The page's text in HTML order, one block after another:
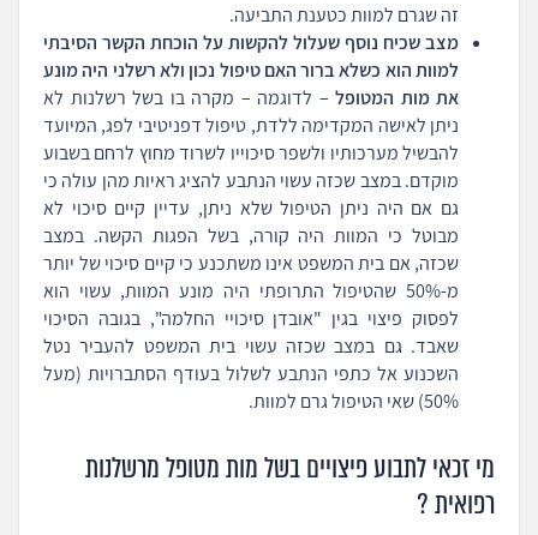
זה שגרם למוות כטענת התביעה.
מצב שכיח נוסף שעלול להקשות על הוכחת הקשר הסיבתי
למוות הוא כשלא ברור האם טיפול נכון ולא רשלני היה מונע
את מות המטופל – לדוגמה – מקרה בו בשל רשלנות לא
ניתן לאישה המקדימה ללדת, טיפול דפניטיבי לפג, המיועד
להבשיל מערכותיו ולשפר סיכוייו לשרוד מחוץ לרחם בשבוע
מוקדם. במצב שכזה עשוי הנתבע להציג ראיות מהן עולה כי
גם אם היה ניתן הטיפול שלא ניתן, עדיין קיים סיכוי לא
מבוטל כי המוות היה קורה, בשל הפגות הקשה. במצב
שכזה, אם בית המשפט אינו משתכנע כי קיים סיכוי של יותר
מ-50% שהטיפול התרופתי היה מונע המוות, עשוי הוא
לפסוק פיצוי בגין "אובדן סיכויי החלמה", בגובה הסיכוי
שאבד. גם במצב שכזה עשוי בית המשפט להעביר נטל
השכנוע אל כתפי הנתבע לשלול בעודף הסתברויות (מעל
50%) שאי הטיפול גרם למוות.
מי זכאי לתבוע פיצויים בשל מות מטופל מרשלנות
רפואית ?